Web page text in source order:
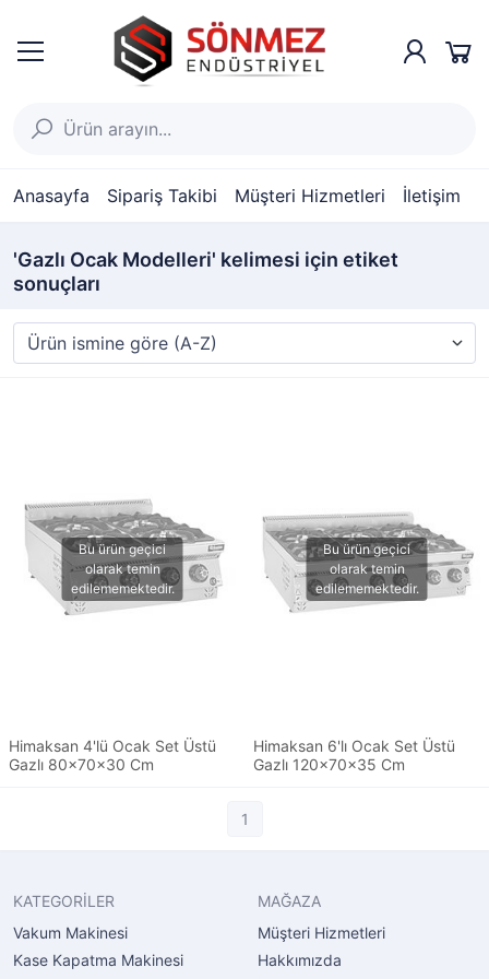
Anasayfa Sipariş Takibi Müşteri Hizmetleri İletişim
'Gazlı Ocak Modelleri' kelimesi için etiket
sonuçları
Himaksan 4'lü Ocak Set Üstü
Gazlı 80x70x30 Cm
Himaksan 6'lı Ocak Set Üstü
Gazlı 120x70x35 Cm
1
KATEGORİLER
Vakum Makinesi
Kase Kapatma Makinesi
MAĞAZA
Müşteri Hizmetleri
Hakkımızda